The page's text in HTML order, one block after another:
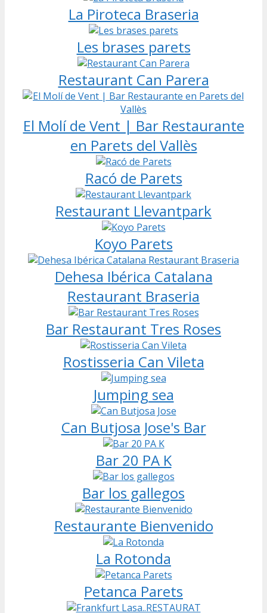
La Piroteca Braseria
Les brases parets
Restaurant Can Parera
El Molí de Vent | Bar Restaurante
en Parets del Vallès
Racó de Parets
Restaurant Llevantpark
Koyo Parets
Dehesa Ibérica Catalana
Restaurant Braseria
Bar Restaurant Tres Roses
Rostisseria Can Vileta
Jumping sea
Can Butjosa Jose's Bar
Bar 20 PA K
Bar los gallegos
Restaurante Bienvenido
La Rotonda
Petanca Parets